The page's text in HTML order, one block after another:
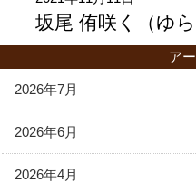
坂尾 侑咲く（ゆら
ア
2026年7月
2026年6月
2026年4月